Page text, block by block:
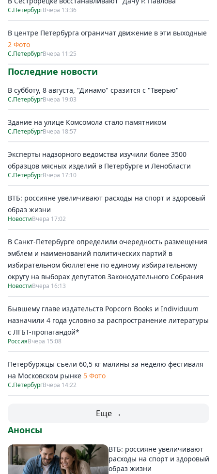
С.ПетербургВчера 13:36
В центре Петербурга ограничат движение в эти выходные
2 Фото
С.ПетербургВчера 11:25
Последние новости
В субботу, 8 августа, "Динамо" сразится с "Тверью"
С.ПетербургВчера 19:03
Здание на улице Комсомола стало памятником
С.ПетербургВчера 18:57
Эксперты надзорного ведомства изучили более 3500
образцов мясных изделий в Петербурге и Ленобласти
С.ПетербургВчера 17:10
ВТБ: россияне увеличивают расходы на спорт и здоровый
образ жизни
НовостиВчера 17:02
В Санкт-Петербурге определили очередность размещения
эмблем и наименований политических партий в
избирательном бюллетене по единому избирательному
округу на выборах депутатов Законодательного Собрания
НовостиВчера 16:13
Бывшему главе издательств Popcorn Books и Individuum
назначили 4 года условно за распространение литературы
с ЛГБТ-пропагандой*
РоссияВчера 15:08
Петербуржцы съели 60,5 кг малины за неделю фестиваля
на Московском рынке 5 Фото
С.ПетербургВчера 14:22
Еще →
Анонсы
ВТБ: россияне увеличивают
расходы на спорт и здоровый
образ жизни